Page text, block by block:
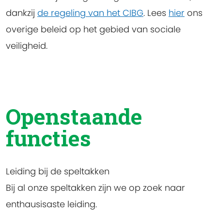
dankzij de regeling van het CIBG. Lees hier ons
overige beleid op het gebied van sociale
veiligheid.
Openstaande
functies
Leiding bij de speltakken
Bij al onze speltakken zijn we op zoek naar
enthausisaste leiding.